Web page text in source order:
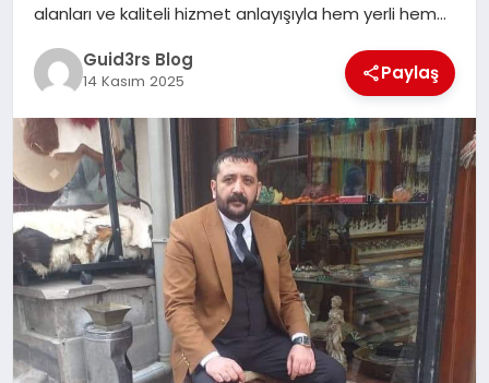
alanları ve kaliteli hizmet anlayışıyla hem yerli hem…
Guid3rs Blog
14 Kasım 2025 Paylaş